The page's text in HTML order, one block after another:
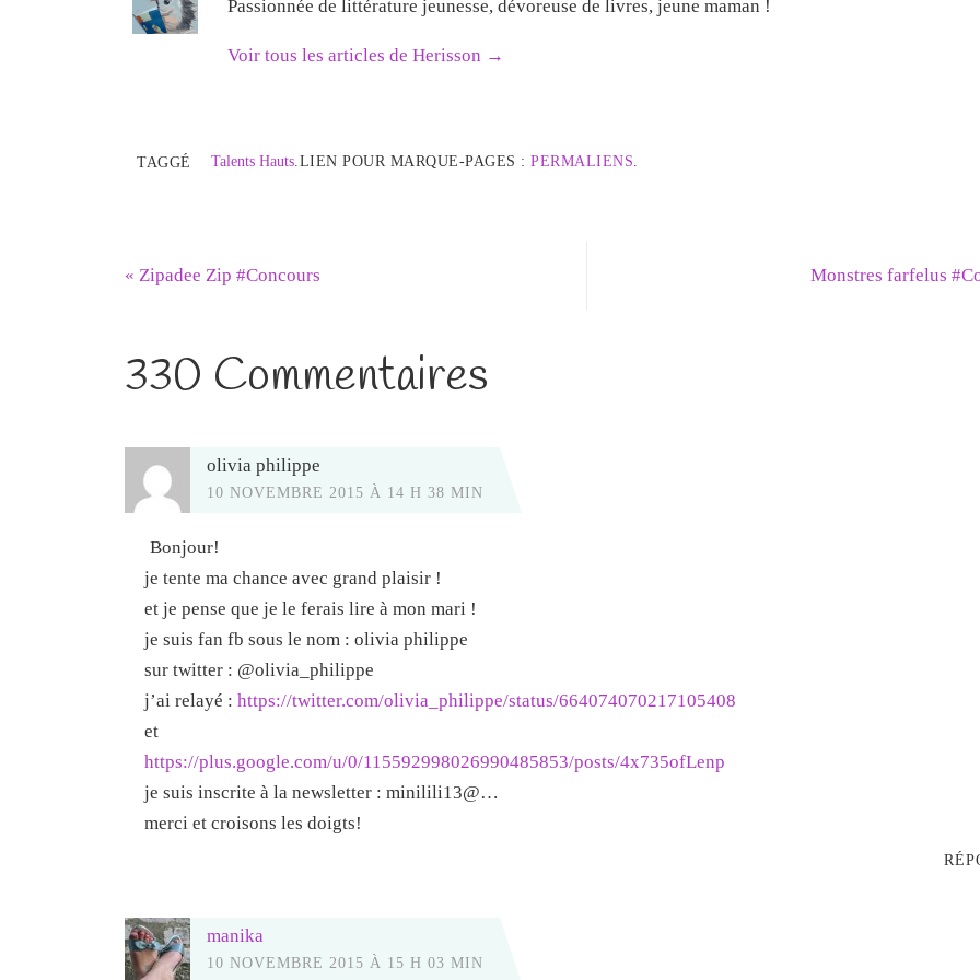
Passionnée de littérature jeunesse, dévoreuse de livres, jeune maman !
Voir tous les articles de Herisson →
TAGGÉ Talents Hauts. LIEN POUR MARQUE-PAGES : PERMALIENS
« Zipadee Zip #Concours Monstres farfelus
330 Commentaires
olivia philippe
10 NOVEMBRE 2015 À 14 H 38 MIN
Bonjour!
je tente ma chance avec grand plaisir !
et je pense que je le ferais lire à mon mari !
je suis fan fb sous le nom : olivia philippe
sur twitter : @olivia_philippe
j’ai relayé : https://twitter.com/olivia_philippe/status/664074070217105408
et
https://plus.google.com/u/0/115592998026990485853/posts/4x735ofLenp
je suis inscrite à la newsletter : minilili13@…
merci et croisons les doigts!
manika
10 NOVEMBRE 2015 À 15 H 03 MIN